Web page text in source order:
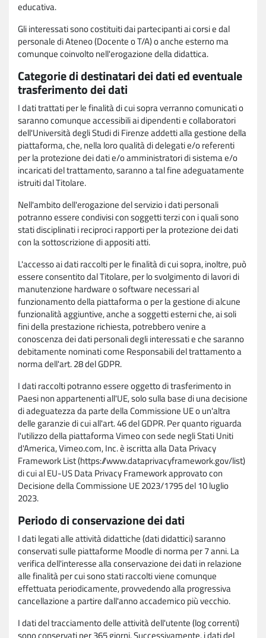
educativa.
Gli interessati sono costituiti dai partecipanti ai corsi e dal
personale di Ateneo (Docente o T/A) o anche esterno ma
comunque coinvolto nell'erogazione della didattica.
Categorie di destinatari dei dati ed eventuale
trasferimento dei dati
I dati trattati per le finalità di cui sopra verranno comunicati o
saranno comunque accessibili ai dipendenti e collaboratori
dell'Università degli Studi di Firenze addetti alla gestione della
piattaforma, che, nella loro qualità di delegati e/o referenti
per la protezione dei dati e/o amministratori di sistema e/o
incaricati del trattamento, saranno a tal fine adeguatamente
istruiti dal Titolare.
Nell'ambito dell'erogazione del servizio i dati personali
potranno essere condivisi con soggetti terzi con i quali sono
stati disciplinati i reciproci rapporti per la protezione dei dati
con la sottoscrizione di appositi atti.
L'accesso ai dati raccolti per le finalità di cui sopra, inoltre, può
essere consentito dal Titolare, per lo svolgimento di lavori di
manutenzione hardware o software necessari al
funzionamento della piattaforma o per la gestione di alcune
funzionalità aggiuntive, anche a soggetti esterni che, ai soli
fini della prestazione richiesta, potrebbero venire a
conoscenza dei dati personali degli interessati e che saranno
debitamente nominati come Responsabili del trattamento a
norma dell'art. 28 del GDPR.
I dati raccolti potranno essere oggetto di trasferimento in
Paesi non appartenenti all'UE, solo sulla base di una decisione
di adeguatezza da parte della Commissione UE o un'altra
delle garanzie di cui all'art. 46 del GDPR. Per quanto riguarda
l'utilizzo della piattaforma Vimeo con sede negli Stati Uniti
d'America, Vimeo.com, Inc. è iscritta alla Data Privacy
Framework List (https://www.dataprivacyframework.gov/list)
di cui al EU-US Data Privacy Framework approvato con
Decisione della Commissione UE 2023/1795 del 10 luglio
2023.
Periodo di conservazione dei dati
I dati legati alle attività didattiche (dati didattici) saranno
conservati sulle piattaforme Moodle di norma per 7 anni. La
verifica dell'interesse alla conservazione dei dati in relazione
alle finalità per cui sono stati raccolti viene comunque
effettuata periodicamente, provvedendo alla progressiva
cancellazione a partire dall'anno accademico più vecchio.
I dati del tracciamento delle attività dell'utente (log correnti)
sono conservati per 365 giorni. Successivamente, i dati del